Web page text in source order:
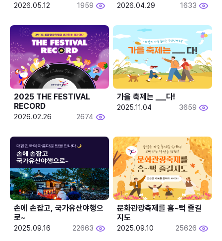
2026.05.12 1959 2026.04.29 1633
2025 THE FESTIVAL
RECORD
2026.02.26 2674
2025.11.04 3659
손에 손잡고, 국가유산야행으
로~
2025.09.16 22663
문화관광축제를 흠~뻑 즐길
지도
2025.09.10 25626